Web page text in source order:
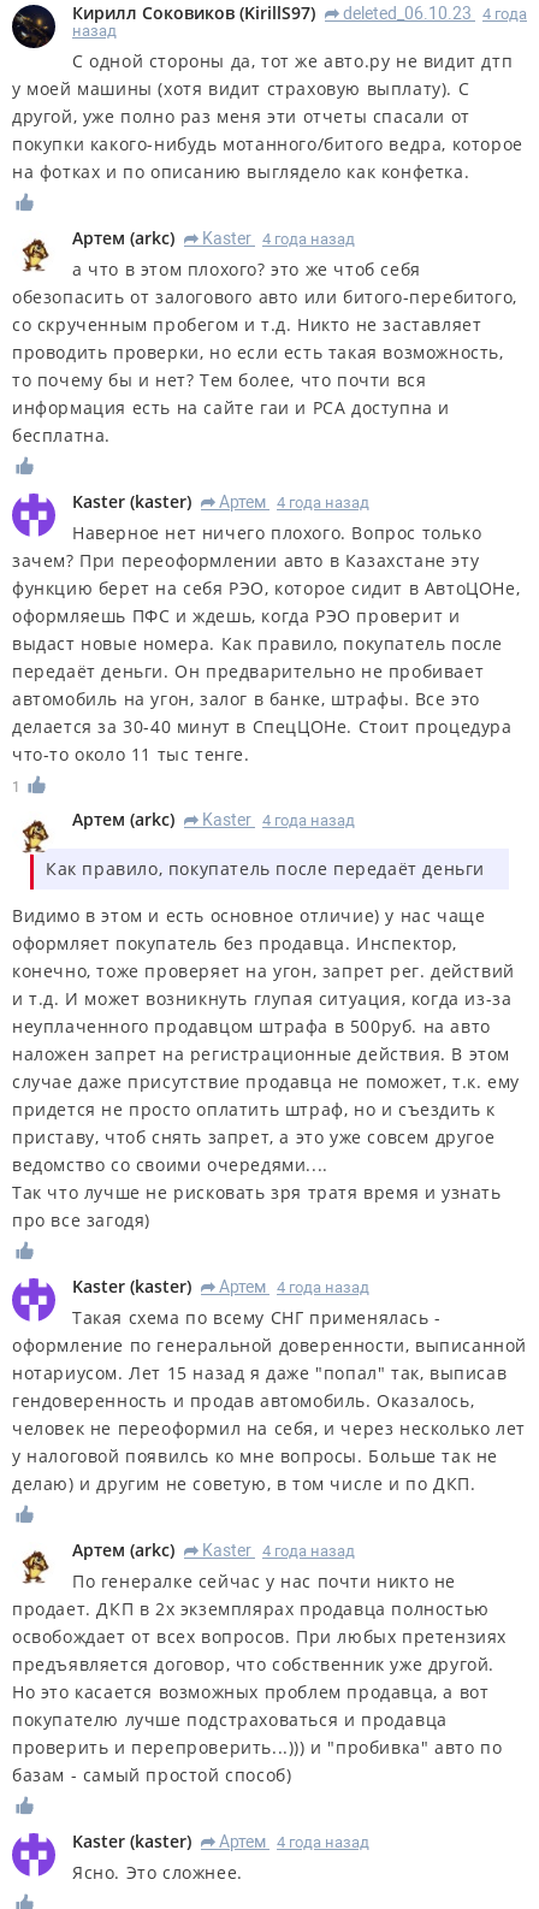
Кирилл Соковиков (KirillS97) R deleted_06.10.23
4 года
назад
С одной стороны да, тот же авто.ру не видит дтп
у моей машины (хотя видит страховую выплату). С
другой, уже полно раз меня эти отчеты спасали от
покупки какого-нибудь мотанного/битого ведра, которое
на фотках и по описанию выглядело как конфетка.
Артем (arkc) R Kaster 4 года назад
а что в этом плохого? это же чтоб себя
обезопасить от залогового авто или битого-перебитого,
со скрученным пробегом и т.д. Никто не заставляет
проводить проверки, но если есть такая возможность,
то почему бы и нет? Тем более, что почти вся
информация есть на сайте гаи и РСА доступна и
бесплатна.
Kaster (kaster) R Артем 4 года назад
Наверное нет ничего плохого. Вопрос только
зачем? При переоформлении авто в Казахстане эту
функцию берет на себя РЭО, которое сидит в АвтоЦОНе,
оформляешь ПФС и ждешь, когда РЭО проверит и
выдаст новые номера. Как правило, покупатель после
передаёт деньги. Он предварительно не пробивает
автомобиль на угон, залог в банке, штрафы. Все это
делается за 30-40 минут в СпецЦОНе. Стоит процедура
что-то около 11 тыс тенге.
1
Артем (arkc) R Kaster 4 года назад
Как правило, покупатель после передаёт деньги
Видимо в этом и есть основное отличие) у нас чаще
оформляет покупатель без продавца. Инспектор,
конечно, тоже проверяет на угон, запрет рег. действий
и т.д. И может возникнуть глупая ситуация, когда из-за
неуплаченного продавцом штрафа в 500руб. на авто
наложен запрет на регистрационные действия. В этом
случае даже присутствие продавца не поможет, т.к. ему
придется не просто оплатить штраф, но и съездить к
приставу, чтоб снять запрет, а это уже совсем другое
ведомство со своими очередями....
Так что лучше не рисковать зря тратя время и узнать
про все загодя)
Kaster (kaster) R Артем 4 года назад
Такая схема по всему СНГ применялась -
оформление по генеральной доверенности, выписанной
нотариусом. Лет 15 назад я даже "попал" так, выписав
гендоверенность и продав автомобиль. Оказалось,
человек не переоформил на себя, и через несколько лет
у налоговой появилсь ко мне вопросы. Больше так не
делаю) и другим не советую, в том числе и по ДКП.
Артем (arkc) R Kaster 4 года назад
По генералке сейчас у нас почти никто не
продает. ДКП в 2х экземплярах продавца полностью
освобождает от всех вопросов. При любых претензиях
предъявляется договор, что собственник уже другой.
Но это касается возможных проблем продавца, а вот
покупателю лучше подстраховаться и продавца
проверить и перепроверить...))) и "пробивка" авто по
базам - самый простой способ)
Kaster (kaster) R Артем 4 года назад
Ясно. Это сложнее.